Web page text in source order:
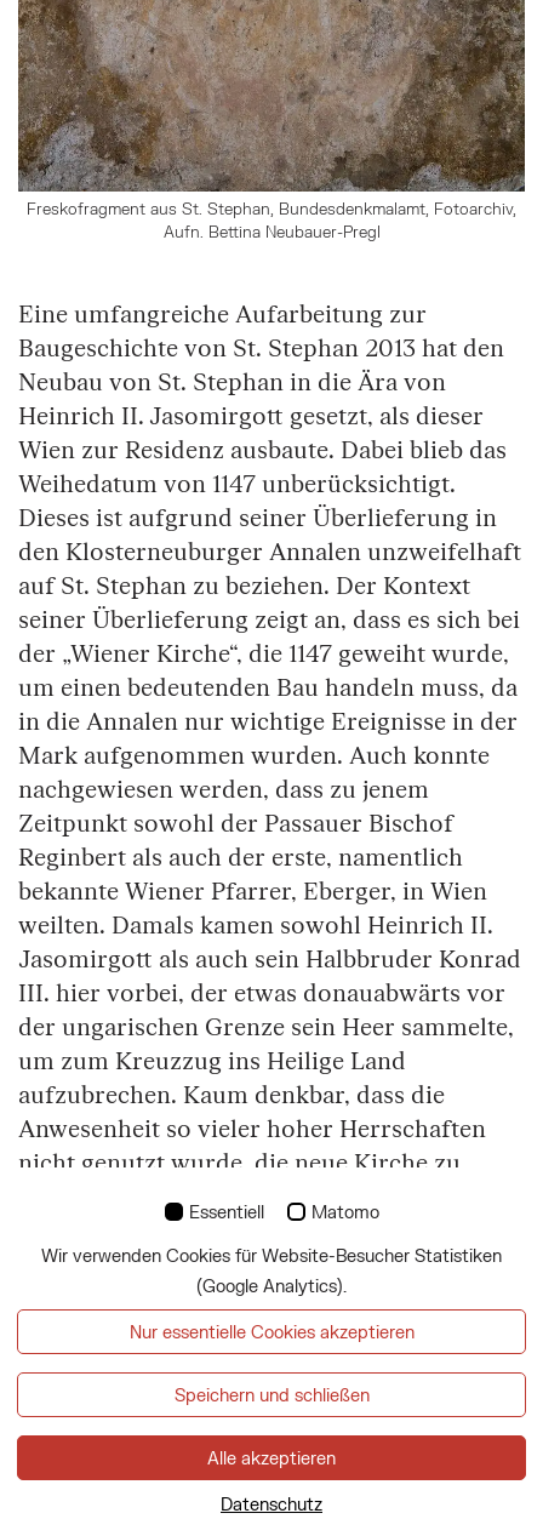
Freskofragment aus St. Stephan, Bundesdenkmalamt, Fotoarchiv,
Aufn. Bettina Neubauer-Pregl
Eine umfangreiche Aufarbeitung zur
Baugeschichte von St. Stephan 2013 hat den
Neubau von St. Stephan in die Ära von
Heinrich II. Jasomirgott gesetzt, als dieser
Wien zur Residenz ausbaute. Dabei blieb das
Weihedatum von 1147 unberücksichtigt.
Dieses ist aufgrund seiner Überlieferung in
den Klosterneuburger Annalen unzweifelhaft
auf St. Stephan zu beziehen. Der Kontext
seiner Überlieferung zeigt an, dass es sich bei
der „Wiener Kirche“, die 1147 geweiht wurde,
um einen bedeutenden Bau handeln muss, da
in die Annalen nur wichtige Ereignisse in der
Mark aufgenommen wurden. Auch konnte
nachgewiesen werden, dass zu jenem
Zeitpunkt sowohl der Passauer Bischof
Reginbert als auch der erste, namentlich
bekannte Wiener Pfarrer, Eberger, in Wien
weilten. Damals kamen sowohl Heinrich II.
Jasomirgott als auch sein Halbbruder Konrad
III. hier vorbei, der etwas donauabwärts vor
der ungarischen Grenze sein Heer sammelte,
um zum Kreuzzug ins Heilige Land
aufzubrechen. Kaum denkbar, dass die
Anwesenheit so vieler hoher Herrschaften
nicht genutzt wurde, die neue Kirche zu
weihen – auch wenn diese wohl noch nicht
Der Mauterner Tauschvertrag bildete das
Ergebnis von Ausgleichsverhandlungen
zwischen dem Babenberger Markgrafen und
dem Passauer Bischof. Leopold IV. ordnete
seine Eigenkirche St. Peter der Wiener Pfarre
unter und erhielt im Gegenzug wichtige
Besitzungen nahe der ehemaligen römischen
Essentiell Matomo
Wir verwenden Cookies für Website-Besucher Statistiken
(Google Analytics).
Nur essentielle Cookies akzeptieren
Speichern und schließen
Alle akzeptieren
Datenschutz